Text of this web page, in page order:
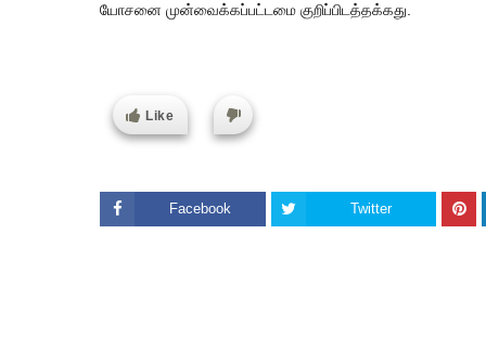
யோசனை முன்வைக்கப்பட்டமை குறிப்பிடத்தக்கது.
Like
Facebook Twitter